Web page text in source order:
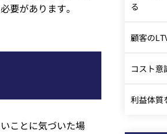
要があります。
ことに気づいた場
る
顧客の
コスト意
利益体質